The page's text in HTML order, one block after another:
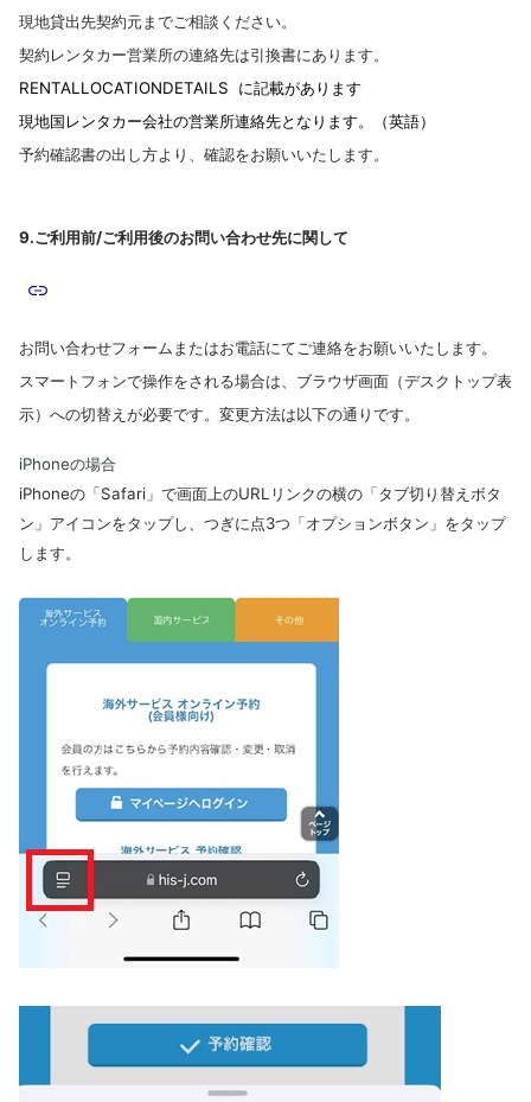
現地貸出先契約元までご相談ください。
契約レンタカー営業所の連絡先は引換書にあります。
RENTALLOCATIONDETAILS に記載があります
現地国レンタカー会社の営業所連絡先となります。（英語）
予約確認書の出し方より、確認をお願いいたします。
9.ご利用前/ご利用後のお問い合わせ先に関して
お問い合わせフォームまたはお電話にてご連絡をお願いいたします。
スマートフォンで操作をされる場合は、 ブラウザ画面（デスクトップ表
示）への切替えが必要です。変更方法は以下の通りです。
iPhoneの場合
iPhoneの「Safari」で画面上のURLリンクの横の「タブ切り替えボタ
ン」アイコンをタップし、つぎに点3つ「オプションボタン」をタップ
します。